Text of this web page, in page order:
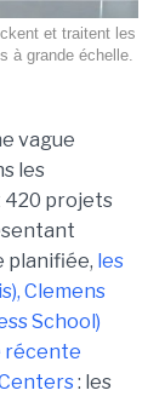
et traitent les
à grande échelle.
vague
les
420 projets
planifiée, les
Clemens
School)
récente
: les